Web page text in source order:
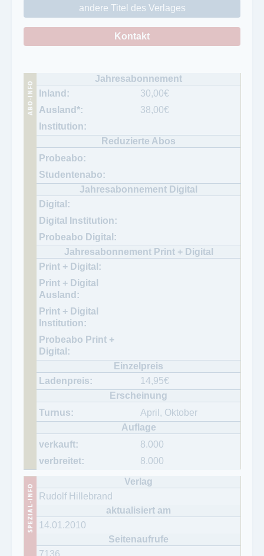
andere Titel des Verlages
Kontakt
30,00€
38,00€
14,95€
April, Oktober
8.000
8.000
Rudolf Hillebrand
14.01.2010
7136